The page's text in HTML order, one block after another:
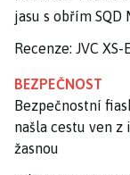
jasu s obřím
Recenze: JVC
BEZPEČNOST
Bezpečnostní
našla cestu ven
žasnou